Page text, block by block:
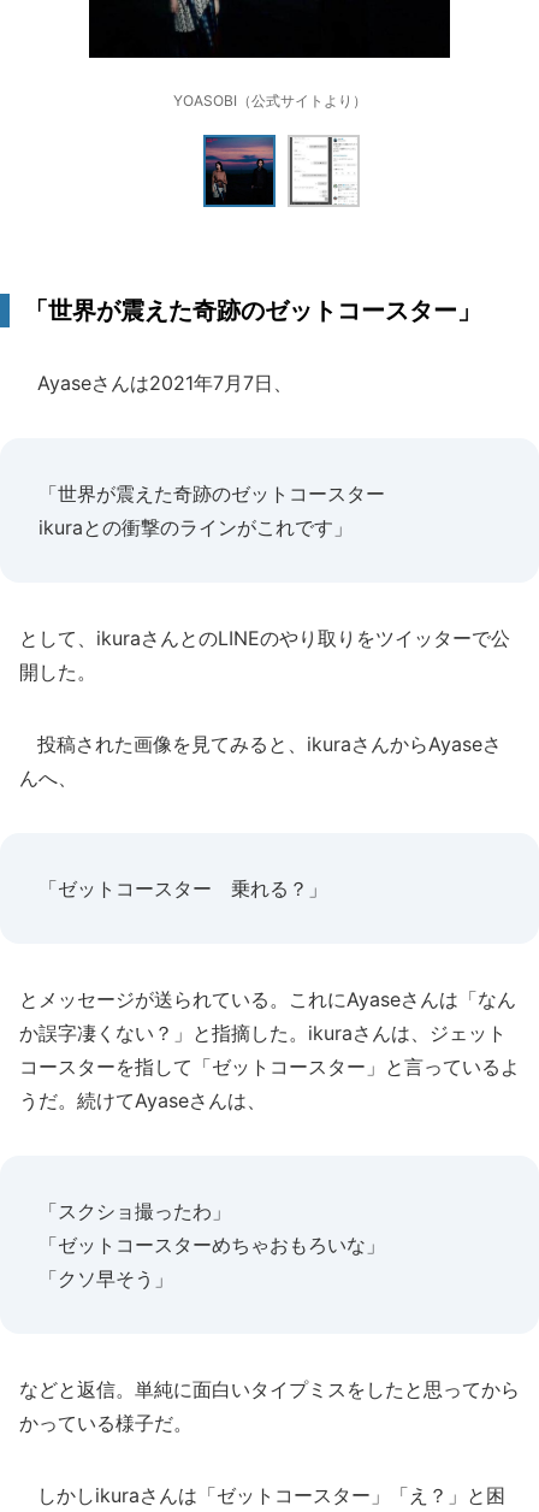
YOASOBI（公式サイトより）
「世界が震えた奇跡のゼットコースター」
Ayaseさんは2021年7月7日、
「世界が震えた奇跡のゼットコースター
ikuraとの衝撃のラインがこれです」
として、ikuraさんとのLINEのやり取りをツイッターで公
開した。
投稿された画像を見てみると、ikuraさんからAyaseさ
んへ、
「ゼットコースター 乗れる？」
とメッセージが送られている。これにAyaseさんは「なん
か誤字凄くない？」と指摘した。ikuraさんは、ジェット
コースターを指して「ゼットコースター」と言っているよ
うだ。続けてAyaseさんは、
「スクショ撮ったわ」
「ゼットコースターめちゃおもろいな」
「クソ早そう」
などと返信。単純に面白いタイプミスをしたと思ってから
かっている様子だ。
しかしikuraさんは「ゼットコースター」「え？」と困